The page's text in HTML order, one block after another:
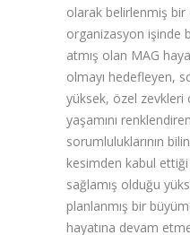
olarak belirlenmiş bir
organizasyon işinde
atmış olan MAG
olmayı hedefleyen,
yüksek, özel zevkleri
yaşamını
sorumluluklarının
kesimden kabul ettiği
sağlamış olduğu
planlanmış bir
hayatına devam